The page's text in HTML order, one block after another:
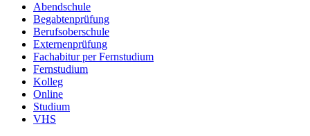
Abendschule
Begabtenprüfung
Berufsoberschule
Externenprüfung
Fachabitur per Fernstudium
Fernstudium
Kolleg
Online
Studium
VHS